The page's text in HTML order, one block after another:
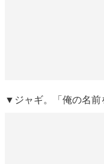
▼ジャギ。「俺の名前